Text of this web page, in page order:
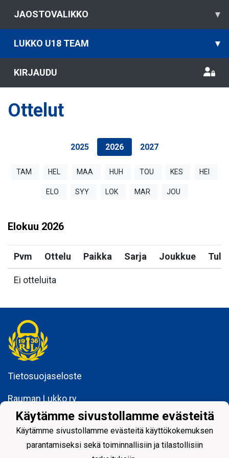
JAOSTOVALIKKO ▾
LUKKO U18 TEAM ▾
KIRJAUDU
Ottelut
2025 2026 2027
TAM HEL MAA HUH TOU KES HEI
ELO SYY LOK MAR JOU
Elokuu 2026
Pvm Ottelu Paikka Sarja Joukkue
Ei otteluita
Tietosuojaseloste
Rauman Lukko ry
26100 Rauma
Käytämme sivustollamme evästeitä
Käytämme sivustollamme evästeitä käyttökokemuksen
parantamiseksi sekä toiminnallisiin ja tilastollisiin